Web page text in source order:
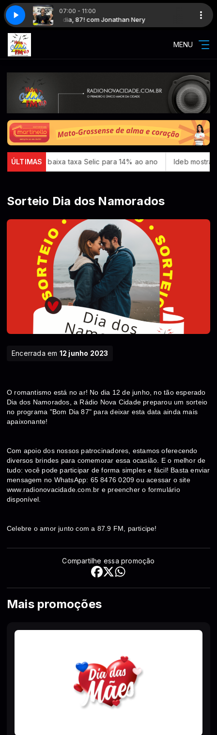
07:00 - 11:00
️Bom dia, 87! com Jonathan Nery
MENU
ÚLTIMAS
Copom baixa taxa Selic para 14% ao ano Ideb mostra
Sorteio Dia dos Namorados
Encerrada em 12 junho 2023
O romantismo está no ar! No dia 12 de junho, no tão esperado
Dia dos Namorados, a Rádio Nova Cidade preparou um sorteio
no programa "Bom Dia 87" para deixar esta data ainda mais
apaixonante!
Com apoio dos nossos patrocinadores, estamos oferecendo
diversos brindes para comemorar essa ocasião. E o melhor de
tudo: você pode participar de forma simples e fácil! Basta enviar
mensagem no WhatsApp: 65 8476 0209 ou acessar o site
www.radionovacidade.com.br e preencher o formulário
disponível.
Celebre o amor junto com a 87.9 FM, participe!
Compartilhe essa promoção
Mais promoções